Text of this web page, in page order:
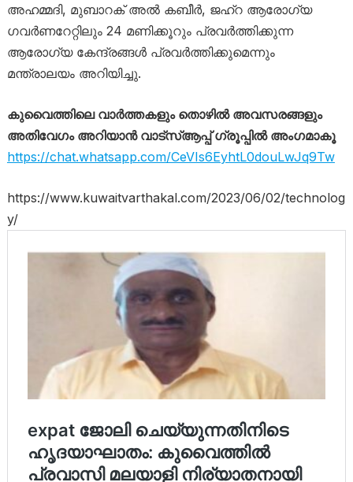
അഹമ്മദി, മുബാറക് അൽ കബീർ, ജഹ്‌റ ആരോഗ്യ
ഗവർണറേറ്റിലും 24 മണിക്കൂറും പ്രവർത്തിക്കുന്ന
ആരോഗ്യ കേന്ദ്രങ്ങൾ പ്രവർത്തിക്കുമെന്നും
മന്ത്രാലയം അറിയിച്ചു.
കുവൈത്തിലെ വാർത്തകളും തൊഴിൽ അവസരങ്ങളും
അതിവേഗം അറിയാൻ വാട്സ്ആപ്പ് ഗ്രൂപ്പിൽ അംഗമാകൂ
https://chat.whatsapp.com/CeVIs6EyhtL0douLwJq9Tw
https://www.kuwaitvarthakal.com/2023/06/02/technolog
y/